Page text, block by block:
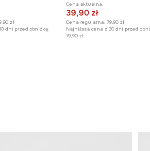
zł
dni przed obniżką:
Cena aktualna:
39,90 zł
Cena regularna: 79,90 zł
Najniższa cena z 30 dni przed
79,90 zł